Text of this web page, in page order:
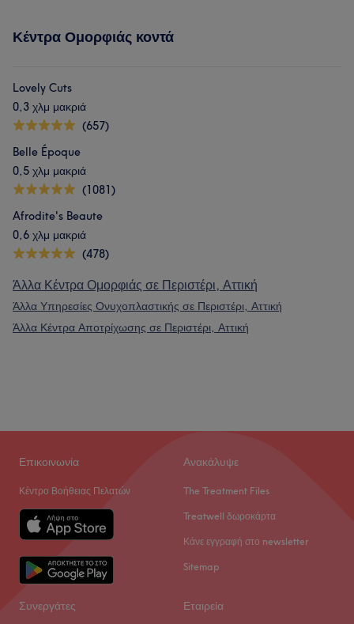
Κέντρα Ομορφιάς κοντά
Lovely Cuts
0,3 χλμ μακριά
(657)
Belle Époque
0,5 χλμ μακριά
(1081)
Afrodite's Beaute
0,6 χλμ μακριά
(478)
Άλλα Κέντρα Ομορφιάς σε Περιστέρι, Αττική
Άλλα Υπηρεσίες Ονυχοπλαστικής σε Περιστέρι, Αττική
Άλλα Κέντρα Αποτρίχωσης σε Περιστέρι, Αττική
Επικοινωνία
Κέντρο Βοήθειας Πελατών
Ανακάλυψε
The Treatment Files
Treatwell δωροκάρτα
Κάνε εγγραφή στο newsletter
Sitemap
Συνεργάτες Εταιρεία